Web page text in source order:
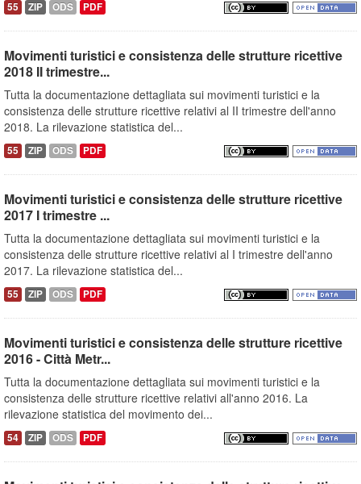
55 ZIP ODS PDF
Movimenti turistici e consistenza delle strutture ricettive
2018 II trimestre...
Tutta la documentazione dettagliata sui movimenti turistici e la
consistenza delle strutture ricettive relativi al II trimestre dell'anno
2018. La rilevazione statistica del...
55 ZIP ODS PDF
Movimenti turistici e consistenza delle strutture ricettive
2017 I trimestre ...
Tutta la documentazione dettagliata sui movimenti turistici e la
consistenza delle strutture ricettive relativi al I trimestre dell'anno
2017. La rilevazione statistica del...
55 ZIP ODS PDF
Movimenti turistici e consistenza delle strutture ricettive
2016 - Città Metr...
Tutta la documentazione dettagliata sui movimenti turistici e la
consistenza delle strutture ricettive relativi all'anno 2016. La
rilevazione statistica del movimento dei...
54 ZIP ODS PDF